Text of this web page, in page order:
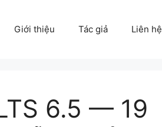
Giới thiệu Tác giả Liên hệ
6.5 — 19